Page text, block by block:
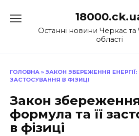
до
Останні новини Черкас та
області
ГОЛОВНА » ЗАКОН ЗБЕРЕЖЕННЯ ЕНЕРГІЇ:
ЗАСТОСУВАННЯ В ФІЗИЦІ
Закон збереження
формула та її
в фізиці